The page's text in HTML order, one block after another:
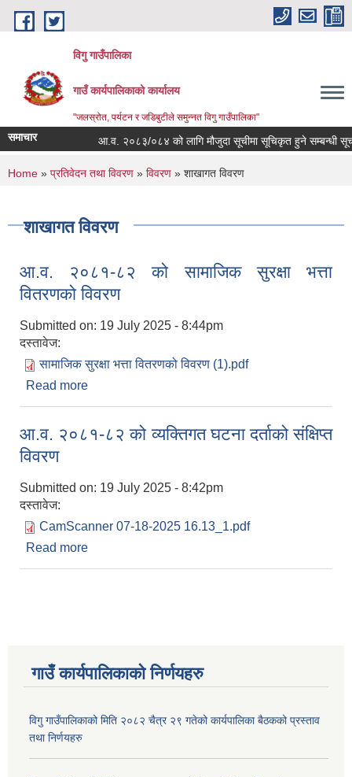
Skip to main content
विगु गाउँपालिका
गाउँ कार्यपालिकाको कार्यालय
"जलस्रोत, पर्यटन र जडिबुटीले समुन्नत विगु गाउँपालिका"
समाचार आ.व. २०८३/०८४ को लागि मौजुदा सूचीमा सूचिकृत हुने सम्बन्धी सूचना
You are here
Home » प्रतिवेदन तथा विवरण » विवरण » शाखागत विवरण
शाखागत विवरण
आ.व. २०८१-८२ को सामाजिक सुरक्षा भत्ता
वितरणको विवरण
Submitted on: 19 July 2025 - 8:44pm
दस्तावेज:
सामाजिक सुरक्षा भत्ता वितरणको विवरण (1).pdf
Read more
आ.व. २०८१-८२ को व्यक्तिगत घटना दर्ताको संक्षिप्त
विवरण
Submitted on: 19 July 2025 - 8:42pm
दस्तावेज:
CamScanner 07-18-2025 16.13_1.pdf
Read more
गाउँ कार्यपालिकाकाे निर्णयहरु
विगु गाउँपालिकाको मिति २०८२ चैत्र २९ गतेको कार्यपालिका बैठकको प्रस्ताव
तथा निर्णयहरु